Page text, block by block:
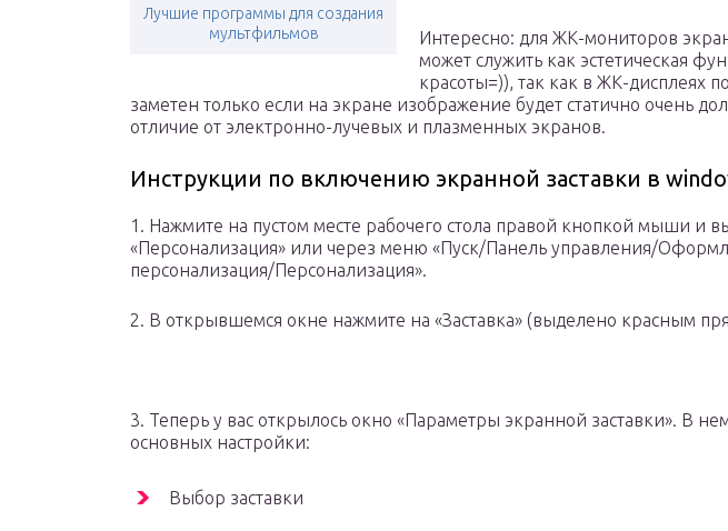
Лучшие программы для создания
мультфильмов
Интересно: для ЖК-мониторов
может служить как эстетическая
красоты=)), так как в ЖК-дисплеях
заметен только если на экране изображение будет статично очень
отличие от электронно-лучевых и плазменных экранов.
Инструкции по включению экранной заставки в
1. Нажмите на пустом месте рабочего стола правой кнопкой мыши и
«Персонализация» или через меню «Пуск/Панель управления/
персонализация/Персонализация».
2. В открывшемся окне нажмите на «Заставка» (выделено красным
3. Теперь у вас открылось окно «Параметры экранной заставки». В
основных настройки:
Выбор заставки